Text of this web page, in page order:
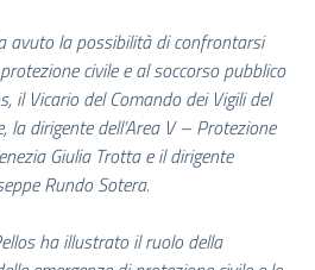
avuto la possibilità di confrontarsi
civile e al soccorso pubblico
il Vicario del Comando dei Vigili del
la dirigente dell’Area V – Protezione
Giulia Trotta e il dirigente
Rundo Sotera.
ha illustrato il ruolo della